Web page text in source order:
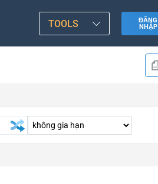
TOOLS
ĐĂNG
NHẬP